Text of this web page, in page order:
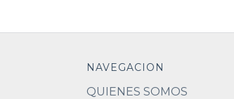
NAVEGACION
QUIENES SOMOS